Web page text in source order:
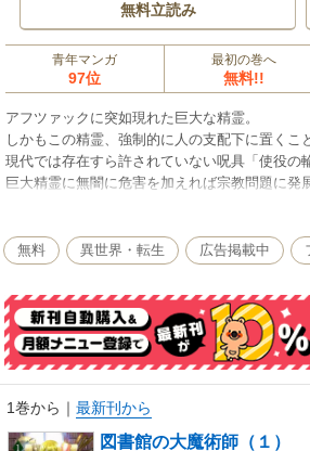
無料立読み
青年マンガ
97位
最初の巻へ
無料!!
アフツァックに突如現れた巨大な精霊。
しかもこの精霊、強制的に人の支配下に置くこ
現代では存在すら許されていない呪具「使役の
巨大精霊に無闇に危害を加えれば宗教問題に発
無料 異世界・転生 広告掲載中
1巻から ｜ 最新刊から
図書館の大魔術師（１）